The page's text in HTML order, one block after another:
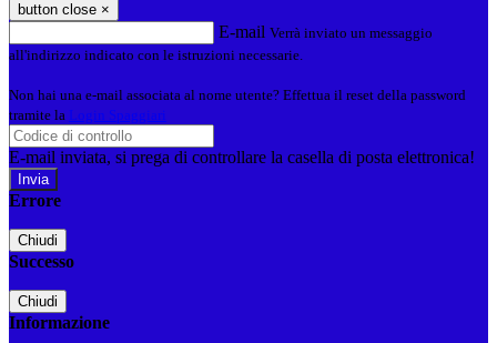
button close ×
E-mail Verrà inviato un messaggio
all'indirizzo indicato con le istruzioni necessarie.
Non hai una e-mail associata al nome utente? Effettua il reset della password
tramite la Login Spaggiari
E-mail inviata, si prega di controllare la casella di posta elettronica!
Errore
Chiudi
Successo
Chiudi
Informazione